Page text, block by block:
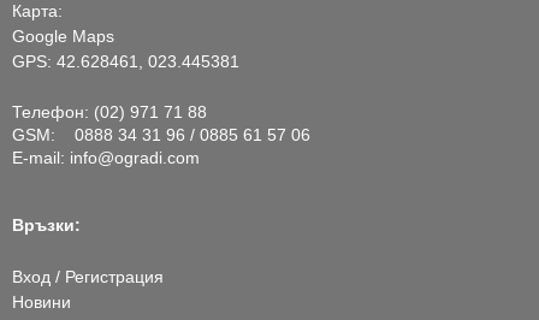
Карта:
Google Maps
GPS: 42.628461, 023.445381
Телефон: (02) 971 71 88
GSM: 0888 34 31 96 / 0885 61 57 06
E-mail: info@ogradi.com
Връзки:
Вход / Регистрация
Новини